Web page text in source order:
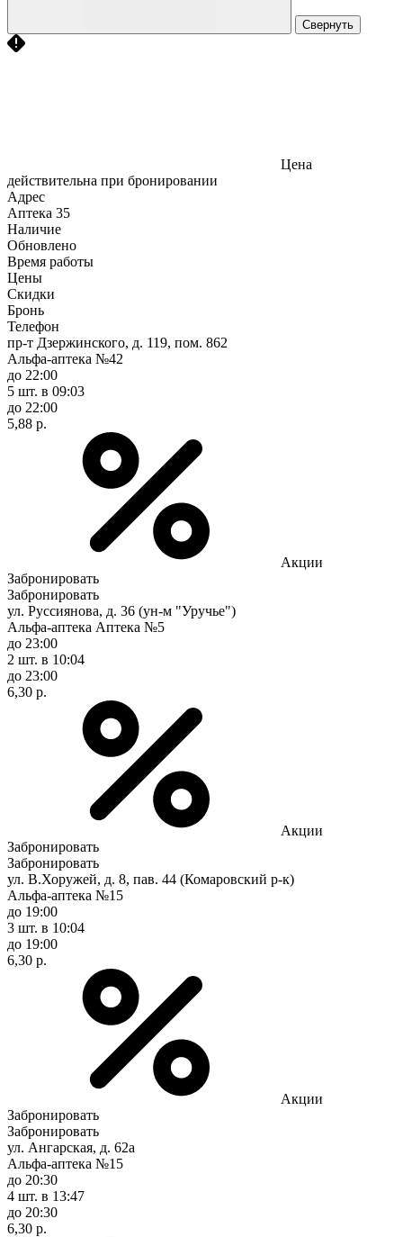
Свернуть
Цена
действительна при бронировании
Адрес
Аптека 35
Наличие
Обновлено
Время работы
Цены
Скидки
Бронь
Телефон
пр-т Дзержинского, д. 119, пом. 862
Альфа-аптека №42
до 22:00
5 шт. в 09:03
до 22:00
5,88 р.
Акции
Забронировать
Забронировать
ул. Руссиянова, д. 36 (ун-м "Уручье")
Альфа-аптека Аптека №5
до 23:00
2 шт. в 10:04
до 23:00
6,30 р.
Акции
Забронировать
Забронировать
ул. В.Хоружей, д. 8, пав. 44 (Комаровский р-к)
Альфа-аптека №15
до 19:00
3 шт. в 10:04
до 19:00
6,30 р.
Акции
Забронировать
Забронировать
ул. Ангарская, д. 62а
Альфа-аптека №15
до 20:30
4 шт. в 13:47
до 20:30
6,30 р.